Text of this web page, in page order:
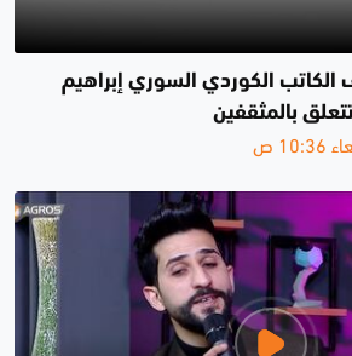
الكاتب الكوردي السوري إبراهيم
بالمثقفين